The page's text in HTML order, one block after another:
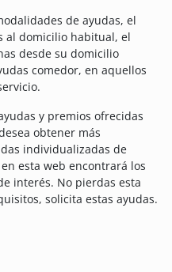
de ayudas, el
al domicilio habitual, el
desde su domicilio
comedor, en aquellos
y premios ofrecidas
obtener más
individualizadas de
esta web encontrará los
interés. No pierdas esta
solicita estas ayudas.